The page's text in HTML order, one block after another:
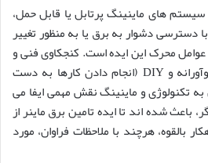
سیستم های ماینینگ پرتابل یا قابل حمل،
دسترسی دشوار به برق یا به منظور تغییر
عوامل محرک این ایده است. کنجکاوی فنی و
میل به تجربه راه حل های نوآورانه و DIY (انجام دادن کارها به دست
تکنولوژی و ماینینگ نقش مهمی ایفا می
باعث شده اند تا ایده تامین برق ماینر از
بالقوه، هرچند با ملاحظات فراوان، مورد